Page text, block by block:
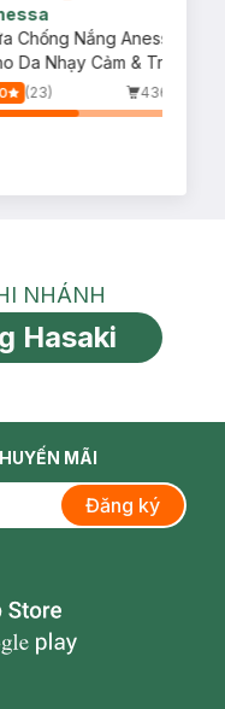
Chống Nắng Anessa
Da Nhạy Cảm & Trẻ Em
(Mới)
(23)
436/tháng
Tìm chi nhánh
NHÁNH
Hasaki
MÃI
Đăng ký
icon